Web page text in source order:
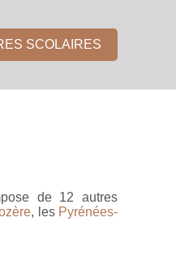
SCOLAIRES
de 12 autres
, les Pyrénées-